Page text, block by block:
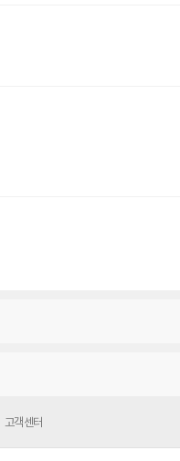
고객센터